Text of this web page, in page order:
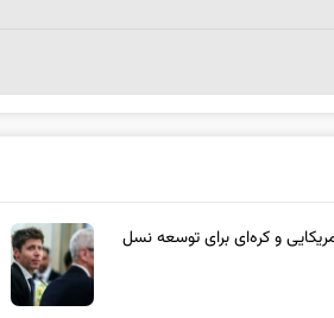
و کره‌ای برای توسعه نسل